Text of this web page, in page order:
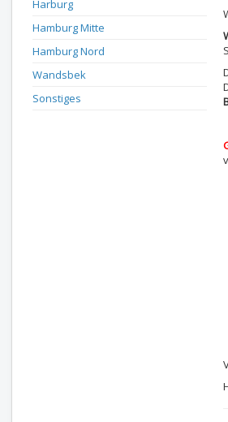
Harburg
Hamburg Mitte
Hamburg Nord
Wandsbek
Sonstiges